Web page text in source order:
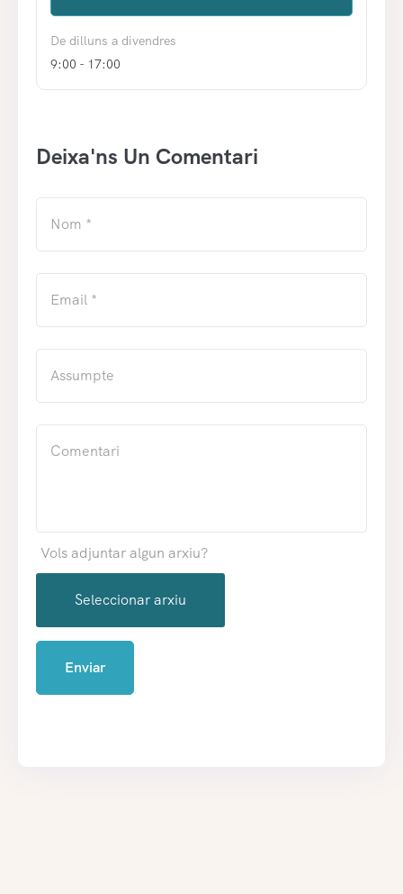
De dilluns a divendres
9:00 - 17:00
Deixa'ns Un Comentari
Vols adjuntar algun arxiu?
Enviar